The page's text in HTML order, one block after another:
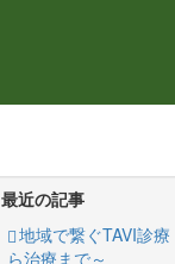
最近の記事
地域で繋ぐTAVI診
ら治療まで～